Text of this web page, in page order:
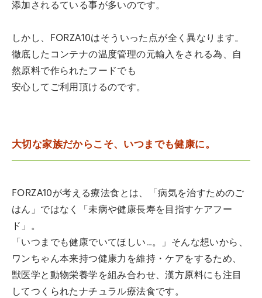
添加されるている事が多いのです。
しかし、FORZA10はそういった点が全く異なります。
徹底したコンテナの温度管理の元輸入をされる為、自
然原料で作られたフードでも
安心してご利用頂けるのです。
大切な家族だからこそ、いつまでも健康に。
FORZA10が考える療法食とは、「病気を治すためのご
はん」ではなく「未病や健康長寿を目指すケアフー
ド」。
「いつまでも健康でいてほしい…。」そんな想いから、
ワンちゃん本来持つ健康力を維持・ケアをするため、
獣医学と動物栄養学を組み合わせ、漢方原料にも注目
してつくられたナチュラル療法食です。